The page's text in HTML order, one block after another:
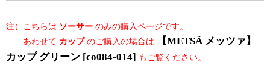
注）こちらは ソーサー のみの購入ページです。
あわせて カップのご購入の場合は
【METSÄ メッツァ】
カップ グリーン [co084-014] もご覧ください。